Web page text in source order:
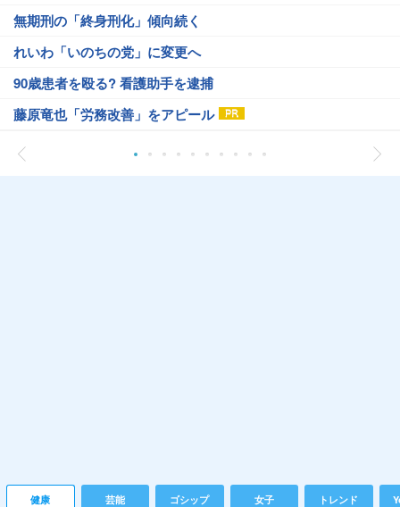
無期刑の「終身刑化」傾向続く
れいわ「いのちの党」に変更へ
90歳患者を殴る? 看護助手を逮捕
藤原竜也「労務改善」をアピール
健康 芸能 ゴシップ 女子 トレンド